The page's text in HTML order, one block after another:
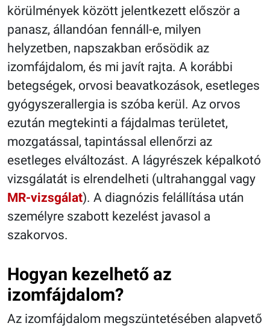
körülmények között jelentkezett először a
panasz, állandóan fennáll-e, milyen
helyzetben, napszakban erősödik az
izomfájdalom, és mi javít rajta. A korábbi
betegségek, orvosi beavatkozások, esetleges
gyógyszerallergia is szóba kerül. Az orvos
ezután megtekinti a fájdalmas területet,
mozgatással, tapintással ellenőrzi az
esetleges elváltozást. A lágyrészek képalkotó
vizsgálatát is elrendelheti (ultrahanggal vagy
MR-vizsgálat). A diagnózis felállítása után
személyre szabott kezelést javasol a
szakorvos.
Hogyan kezelhető az
izomfájdalom?
Az izomfájdalom megszüntetésében alapvető